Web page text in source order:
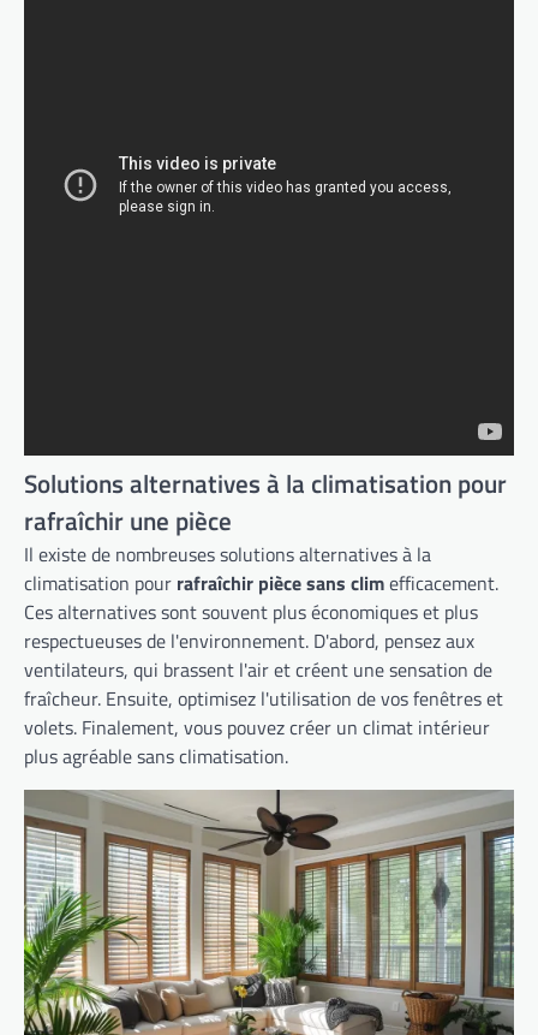
Solutions alternatives à la climatisation pour
rafraîchir une pièce
Il existe de nombreuses solutions alternatives à la
climatisation pour rafraîchir pièce sans climefficacement.
Ces alternatives sont souvent plus économiques et plus
respectueuses de l'environnement. D'abord, pensez aux
ventilateurs, qui brassent l'air et créent une sensation de
fraîcheur. Ensuite, optimisez l'utilisation de vos fenêtres et
volets. Finalement, vous pouvez créer un climat intérieur
plus agréable sans climatisation.